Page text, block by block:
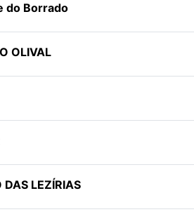
do Borrado
OLIVAL
DAS LEZÍRIAS